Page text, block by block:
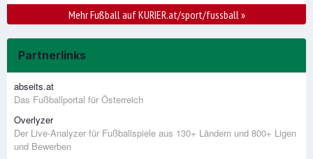
Mehr Fußball auf KURIER.at/sport/fussball»
Partnerlinks
abseits.at
Das Fußballportal für Österreich
Overlyzer
Der Live-Analyzer für Fußballspiele aus 130+ Ländern und 800+ Ligen
und Bewerben